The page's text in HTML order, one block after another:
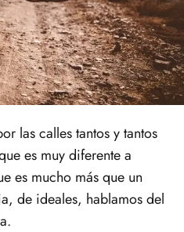
las calles tantos y tantos
es muy diferente a
es mucho más que un
de ideales, hablamos del